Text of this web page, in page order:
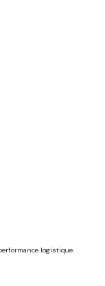
logistique.